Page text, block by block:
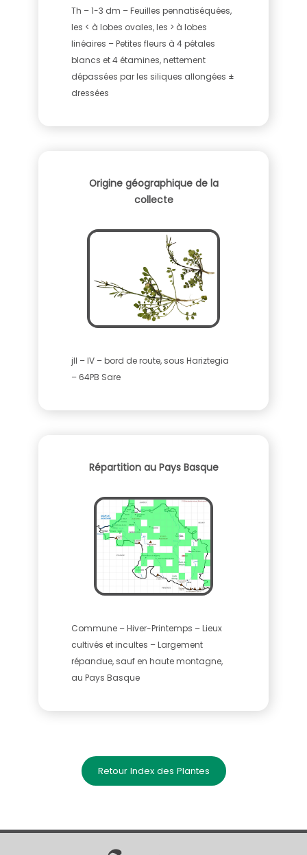
Th – 1-3 dm – Feuilles pennatiséquées,
les < à lobes ovales, les > à lobes
linéaires – Petites fleurs à 4 pétales
blancs et 4 étamines, nettement
dépassées par les siliques allongées ±
dressées
Origine géographique de la
collecte
jll – IV – bord de route, sous Hariztegia
– 64PB Sare
Répartition au Pays Basque
Commune – Hiver-Printemps – Lieux
cultivés et incultes – Largement
répandue, sauf en haute montagne,
au Pays Basque
Retour Index des Plantes